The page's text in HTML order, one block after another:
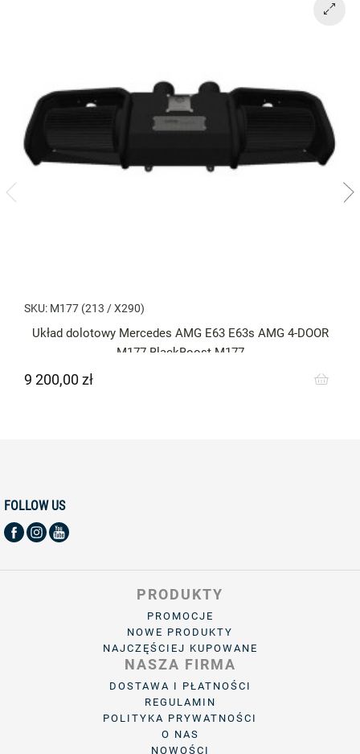
SKU: M177 (213 / X290)
Układ dolotowy Mercedes AMG E63 E63s AMG 4-DOOR
M177 BlackBoost M177
Cena
9 200,00 zł
FOLLOW US
PRODUKTY
PROMOCJE
NOWE PRODUKTY
NAJCZĘŚCIEJ KUPOWANE
NASZA FIRMA
DOSTAWA I PŁATNOŚCI
REGULAMIN
POLITYKA PRYWATNOŚCI
O NAS
NOWOŚCI